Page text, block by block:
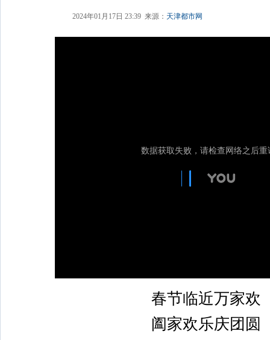
2024年01月17日 23:39 来源： 天津都市网
春节临近万家欢
阖家欢乐庆团圆